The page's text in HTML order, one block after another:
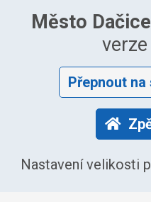
Město Dačice
Přepnout
Nastavení velikosti